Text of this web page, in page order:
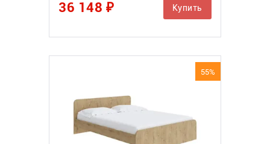
36 148 ₽ Купить
55%